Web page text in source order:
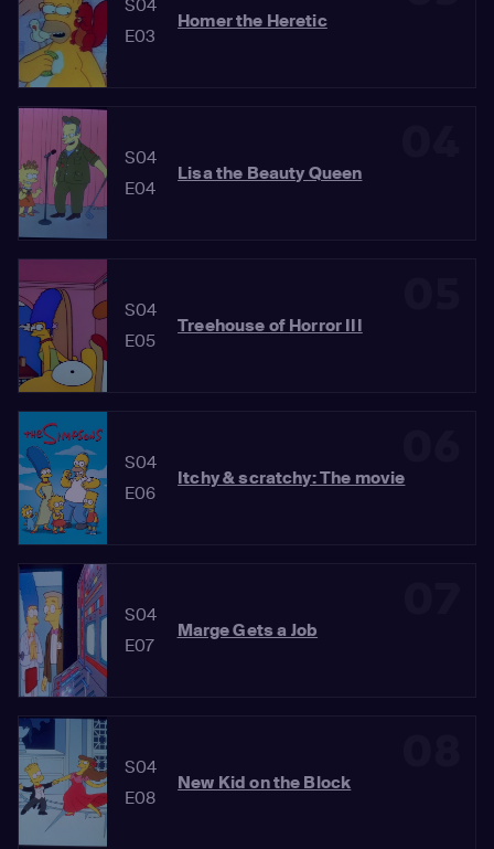
S04
E03
Homer the Heretic
S04
E04
Lisa the Beauty Queen
S04
E05
Treehouse of Horror III
S04
E06
Itchy & scratchy: The movie
S04
E07
Marge Gets a Job
S04
E08
New Kid on the Block